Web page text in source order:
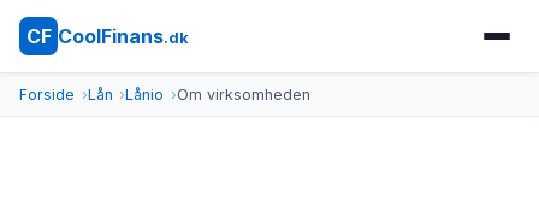
CF CoolFinans.dk
Forside Lån Lånio Om virksomheden